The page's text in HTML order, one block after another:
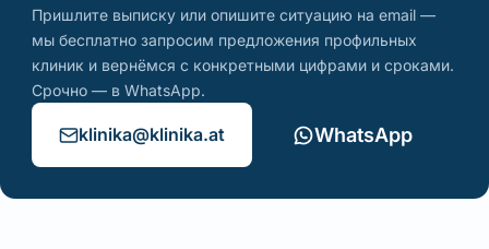
Пришлите выписку или опишите ситуацию на email —
мы бесплатно запросим предложения профильных
клиник и вернёмся с конкретными цифрами и сроками.
Срочно — в WhatsApp.
klinika@klinika.at WhatsApp